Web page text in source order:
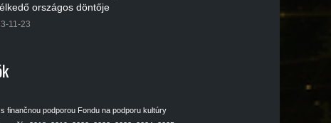
országos döntője
11-23
finančnou podporou Fondu na podporu kultúry